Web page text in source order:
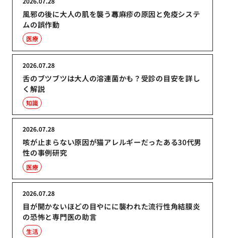
風邪の後に大人の肌を襲う蕁麻疹の原因と免疫システ
ムの誤作動
医療
舌のブツブツは大人の溶連菌かも？受診の目安を詳し
く解説
2026.07.28
知識
咳が止まらない原因が猫アレルギーだったある30代男
性の事例研究
2026.07.28
医療
目が開かないほどの目やにに襲われた流行性角結膜炎
の恐怖と専門医の助言
2026.07.28
生活